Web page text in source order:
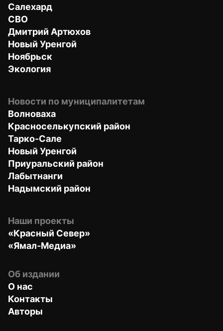
Салехард
СВО
Дмитрий Артюхов
Новый Уренгой
Ноябрьск
Экология
Новости по муниципалитетам
Волноваха
Красноселькупский район
Тарко-Сале
Новый Уренгой
Приуральский район
Лабытнанги
Надымский район
Наши проекты
«Красный Север»
«Ямал-Медиа»
Об издании
О нас
Контакты
Авторы